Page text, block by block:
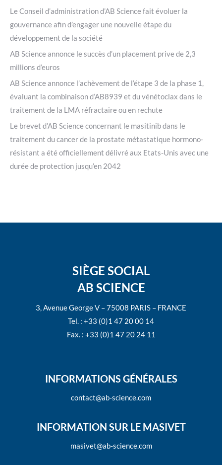
Le Conseil d’administration d’AB Science fait évoluer la
gouvernance afin d’engager une nouvelle étape du
développement de la société
AB Science annonce le succès d’un placement prive de 2,3
millions d’euros
AB Science annonce l’achèvement de l’étape 3 de la phase 1,
évaluant la combinaison d’AB8939 et du vénétoclax dans le
traitement de la LMA réfractaire ou en rechute
Le brevet d’AB Science concernant le masitinib dans le
traitement du cancer de la prostate métastatique hormono-
résistant a été officiellement délivré aux Etats-Unis avec une
durée de protection jusqu’en 2042
SIÈGE SOCIAL
AB SCIENCE
3, Avenue George V – 75008 PARIS – FRANCE
Tel. : +33 (0)1 47 20 00 14
Fax. : +33 (0)1 47 20 24 11
INFORMATIONS GÉNÉRALES
contact@ab-science.com
INFORMATION SUR LE MASIVET
masivet@ab-science.com